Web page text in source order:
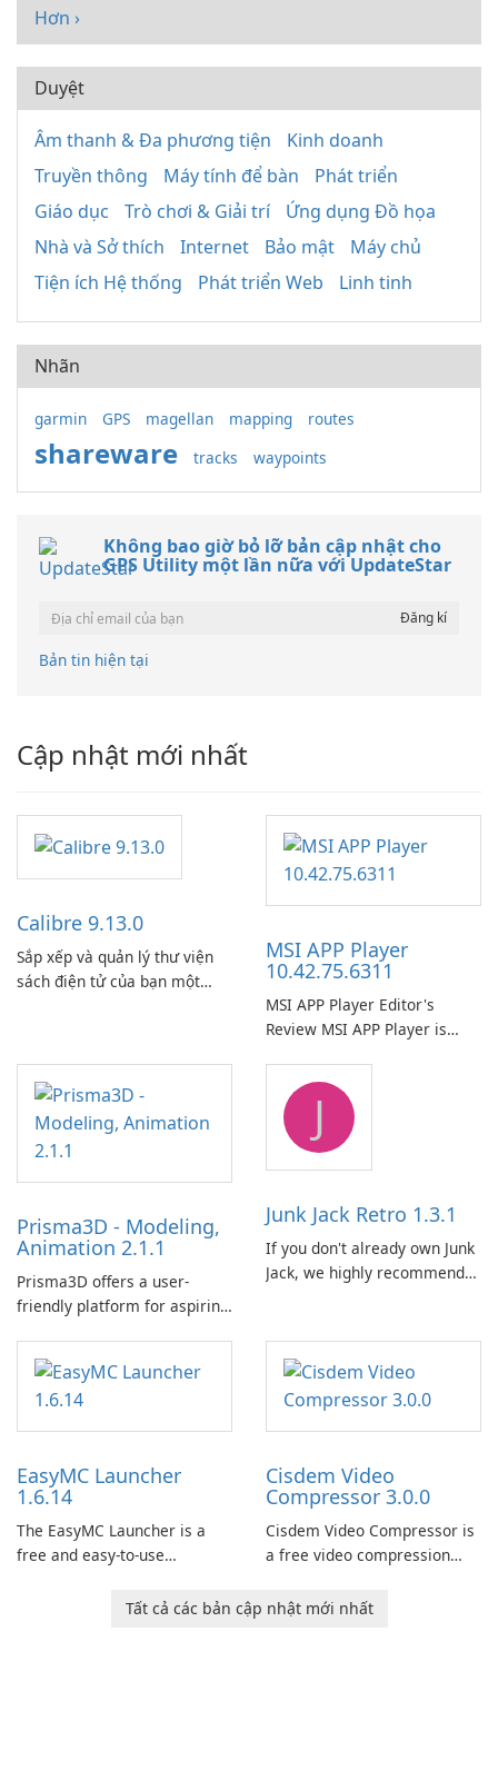
Hơn ›
Duyệt
Âm thanh & Đa phương tiện
Kinh doanh
Truyền thông
Máy tính để bàn
Phát triển
Giáo dục
Trò chơi & Giải trí
Ứng dụng Đồ họa
Nhà và Sở thích
Internet Bảo mật
Máy chủ
Tiện ích Hệ thống
Phát triển Web Linh tinh
Nhãn
garmin GPS magellan mapping routes
shareware tracks waypoints
Không bao giờ bỏ lỡ bản cập nhật cho
GPS Utility một lần nữa với UpdateStar
Bản tin hiện tại
Cập nhật mới nhất
Calibre 9.13.0
Sắp xếp và quản lý thư viện
sách điện tử của bạn một
MSI APP Player
10.42.75.6311
MSI APP Player Editor's
Review MSI APP Player is
emulator built atop the
BlueStacks engine and tuned
for MSI hardware.
Prisma3D - Modeling,
Animation 2.1.1
Prisma3D offers a user-
friendly platform for aspiring
imagination to life. With a
wide range of tools and
features, this app allows
users to easily design 3D
captivating animated scenes.
J
Junk Jack Retro 1.3.1
If you don't already own Junk
Jack, we highly recommend
This game is where it all
began! Junk Jack Retro,
formerly known as Junk Jack,
EasyMC Launcher
1.6.14
The EasyMC Launcher is a
free and easy-to-use
developed by EasyMC. It
Cisdem Video
Compressor 3.0.0
Cisdem Video Compressor is
a free video compression
users to compress media
Tất cả các bản cập nhật mới nhất